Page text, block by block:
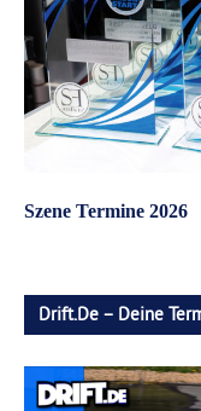
Szene Termine 2026
Drift.de – Deine